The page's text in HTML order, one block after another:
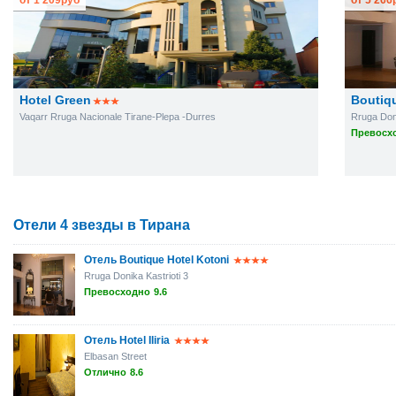
Hotel Green
Vaqarr Rruga Nacionale Tirane-Plepa -Durres
Rruga
Отели 4 звезды в Тирана
Отель Boutique Hotel Kotoni
Rruga Donika Kastrioti 3
Превосходно 9.6
Отель Hotel Iliria
Elbasan Street
Отлично 8.6